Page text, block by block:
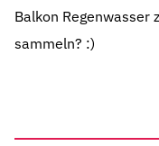
Balkon Regenwasser
sammeln? :)